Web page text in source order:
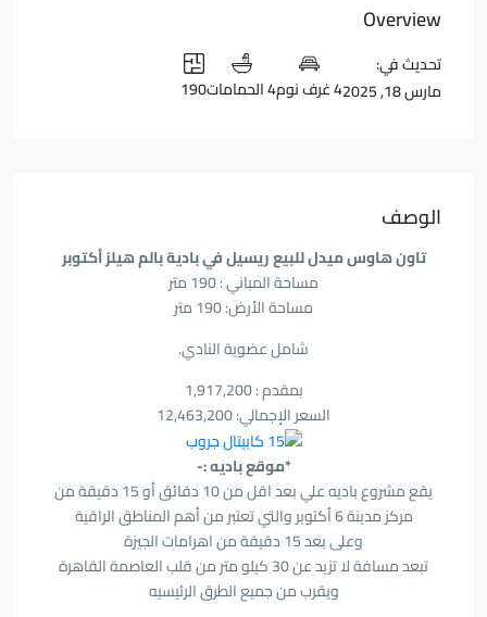
Overview
تحديث في:
مارس 18, 2025
4 غرف نوم 4 الحمامات 190
الوصف
تاون هاوس ميدل للبيع ريسيل في بادية بالم هيلز أكتوبر
مساحة المباني : 190 متر
مساحة الأرض: 190 متر
شامل عضوية النادي.
بمقدم : 1,917,200
السعر الإجمالي: 12,463,200
*موقع باديه :-
يقع مشروع باديه علي بعد اقل من 10 دقائق أو 15 دقيقة من
مركز مدينة 6 أكتوبر والتي تعتبر من أهم المناطق الراقية
وعلى بعد 15 دقيقة من اهرامات الجيزة
تبعد مسافة لا تزيد عن 30 كيلو متر من قلب العاصمة القاهرة
ويقرب من جميع الطرق الرئيسيه